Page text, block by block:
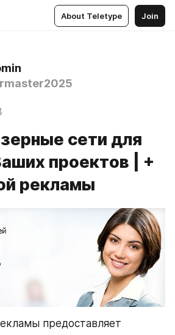
About Teletype Join
сети для
проектов | +
рекламы
предоставляет